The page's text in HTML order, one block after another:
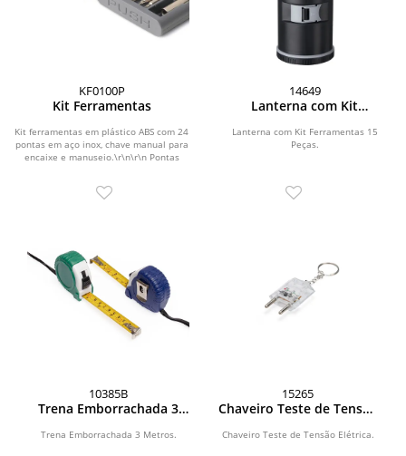
KF0100P
Kit Ferramentas
Kit ferramentas em plástico ABS com 24
pontas em aço inox, chave manual para
encaixe e manuseio.\r\n\r\n Pontas
14649
Lanterna com Kit
Lanterna com Kit Ferramentas 15
Peças.
10385B
Trena Emborrachada 3
Trena Emborrachada 3 Metros.
15265
Chaveiro Teste de Tensão
Chaveiro Teste de Tensão Elétrica.